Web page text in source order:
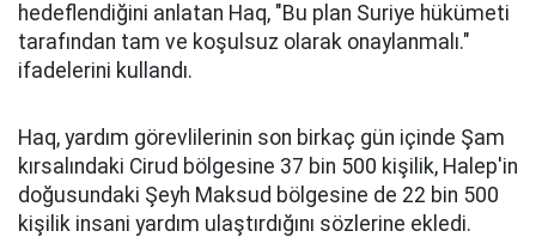
hedeflendiğini anlatan Haq, "Bu plan Suriye hükümeti
tarafından tam ve koşulsuz olarak onaylanmalı."
ifadelerini kullandı.
Haq, yardım görevlilerinin son birkaç gün içinde Şam
kırsalındaki Cirud bölgesine 37 bin 500 kişilik, Halep'in
doğusundaki Şeyh Maksud bölgesine de 22 bin 500
kişilik insani yardım ulaştırdığını sözlerine ekledi.